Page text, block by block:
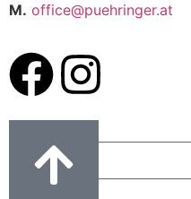
M. office@puehringer.at